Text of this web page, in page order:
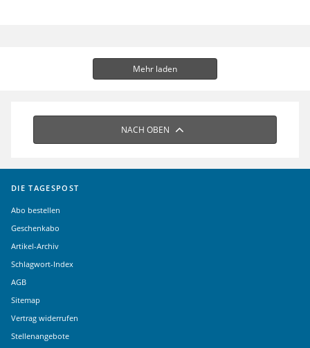
Mehr laden
NACH OBEN
DIE TAGESPOST
Abo bestellen
Geschenkabo
Artikel-Archiv
Schlagwort-Index
AGB
Sitemap
Vertrag widerrufen
Stellenangebote